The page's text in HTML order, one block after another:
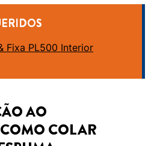
AO
COLAR
Fixa PL500 Interior